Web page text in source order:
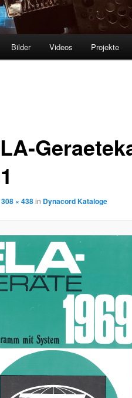
Bilder Videos Projekte
308 × 438in Dynacord Kataloge